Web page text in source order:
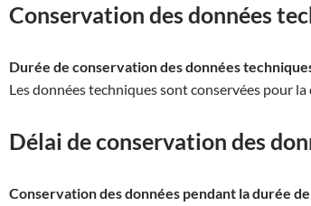
Conservation des données
Durée de conservation des données
Les données techniques sont conservées pour
Délai de conservation des
Conservation des données pendant la durée